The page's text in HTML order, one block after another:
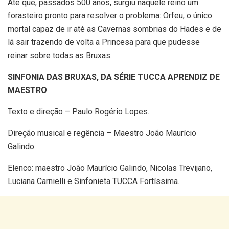
Até que, passados 500 anos, surgiu naquele reino um
forasteiro pronto para resolver o problema: Orfeu, o único
mortal capaz de ir até as Cavernas sombrias do Hades e de
lá sair trazendo de volta a Princesa para que pudesse
reinar sobre todas as Bruxas.
SINFONIA DAS BRUXAS, DA SÉRIE TUCCA APRENDIZ DE
MAESTRO
Texto e direção – Paulo Rogério Lopes.
Direção musical e regência – Maestro João Maurício
Galindo.
Elenco: maestro João Maurício Galindo, Nicolas Trevijano,
Luciana Carnielli e Sinfonieta TUCCA Fortíssima.